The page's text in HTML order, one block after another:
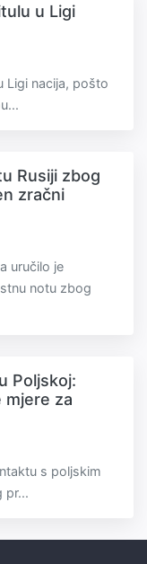
u Ligi
Ligi nacija, pošto
Rusiji zbog
zračni
uručilo je
notu zbog
Poljskoj:
za
s poljskim
pr...